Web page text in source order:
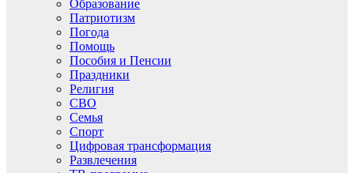
Образование
Патриотизм
Погода
Помощь
Пособия и Пенсии
Праздники
Религия
СВО
Семья
Спорт
Цифровая трансформация
Развлечения